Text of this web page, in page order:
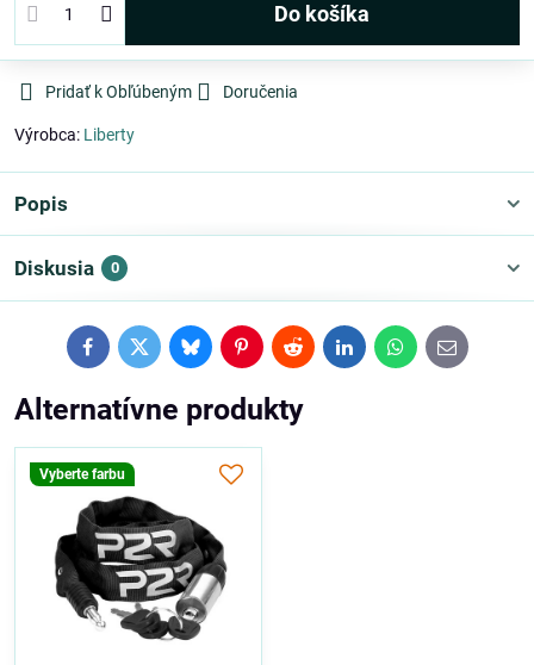
Do košíka
Pridať k Obľúbeným Doručenia
Výrobca: Liberty
Popis
Diskusia 0
FacebookTwitterBlueskyPinterestRedditLinkedInWhatsApp
E-
mail
Alternatívne produkty
Vyberte farbu